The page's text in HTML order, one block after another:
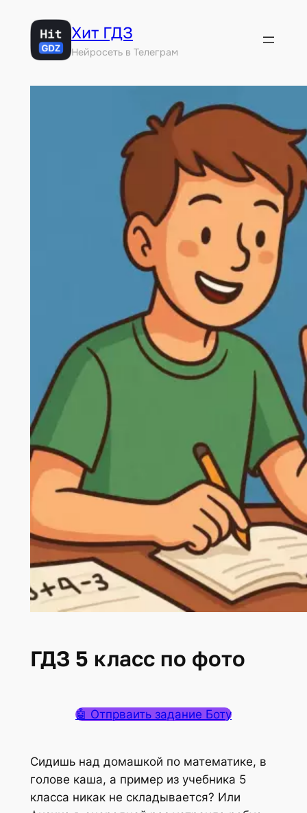
содержимому
Хит ГДЗ
Нейросеть в Телеграм
ГДЗ 5 класс по фото
🤖 Отпрваить задание Боту
Сидишь над домашкой по математике, в
голове каша, а пример из учебника 5
класса никак не складывается? Или